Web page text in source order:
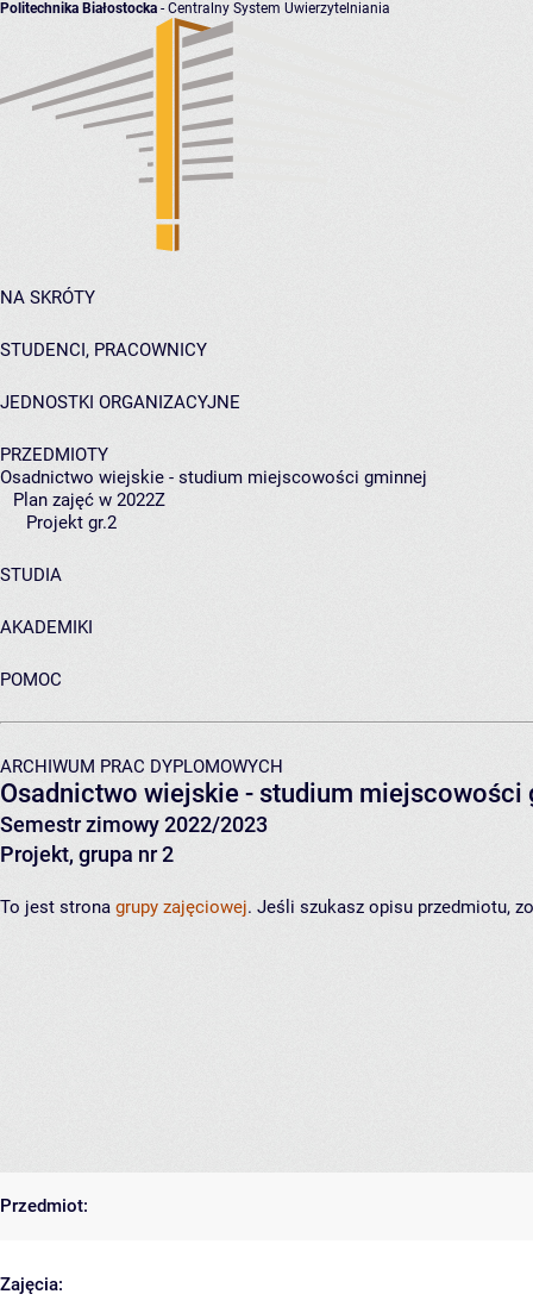
Politechnika Białostocka - Centralny System Uwierzytelniania
NA SKRÓTY
STUDENCI, PRACOWNICY
JEDNOSTKI ORGANIZACYJNE
PRZEDMIOTY
Osadnictwo wiejskie - studium miejscowości gminnej
Plan zajęć w 2022Z
Projekt gr.2
STUDIA
AKADEMIKI
POMOC
ARCHIWUM PRAC DYPLOMOWYCH
Osadnictwo wiejskie - studium miejscowości
Semestr zimowy 2022/2023
Projekt, grupa nr 2
To jest strona grupy zajęciowej. Jeśli szukasz opisu przedmiotu,
Przedmiot:
Zajęcia: